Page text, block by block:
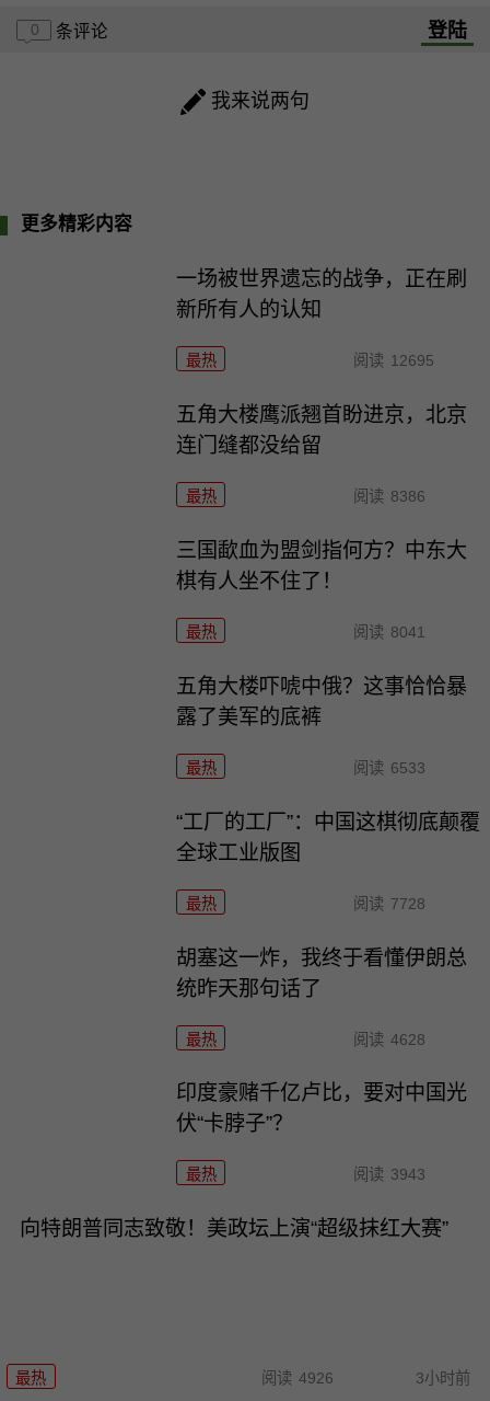
0 条评论 登陆
我来说两句
更多精彩内容
一场被世界遗忘的战争，正在刷
新所有人的认知
最热 阅读 12695
五角大楼鹰派翘首盼进京，北京
连门缝都没给留
最热 阅读 8386
三国歃血为盟剑指何方？中东大
棋有人坐不住了！
最热 阅读 8041
五角大楼吓唬中俄？这事恰恰暴
露了美军的底裤
最热 阅读 6533
“工厂的工厂”：中国这棋彻底颠覆
全球工业版图
最热 阅读 7728
胡塞这一炸，我终于看懂伊朗总
统昨天那句话了
最热 阅读 4628
印度豪赌千亿卢比，要对中国光
伏“卡脖子”？
最热 阅读 3943
向特朗普同志致敬！美政坛上演“超级抹红大赛”
最热 阅读 4926 3小时前